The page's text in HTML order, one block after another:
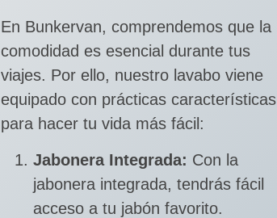
En Bunkervan, comprendemos que la
comodidad es esencial durante tus
viajes. Por ello, nuestro lavabo viene
equipado con prácticas características
para hacer tu vida más fácil:
Jabonera Integrada: Con la
jabonera integrada, tendrás fácil
acceso a tu jabón favorito.